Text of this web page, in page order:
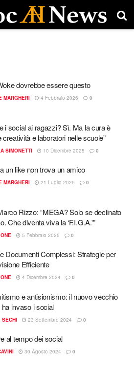
dovrebbe essere questo
MARGHERI 4 Febbraio 2026 0
i social ai ragazzi? Sì. Ma la cura è
creatività e laboratori nelle scuole”
SIMONETTI 10 Dicembre 2025 0
un like non trova un amico
MARGHERI 21 Luglio 2025 0
Rizzo: “MEGA? Solo se declinato
Che diventa viva la ‘F.I.G.A.'”
5 Febbraio 2025 0
Documenti Complessi: Strategie per
Efficiente
4 Dicembre 2024 0
e antisionismo: il nuovo vecchio
invaso i social
SECHI 23 Settembre 2024 0
al tempo dei social
30 Agosto 2024 0